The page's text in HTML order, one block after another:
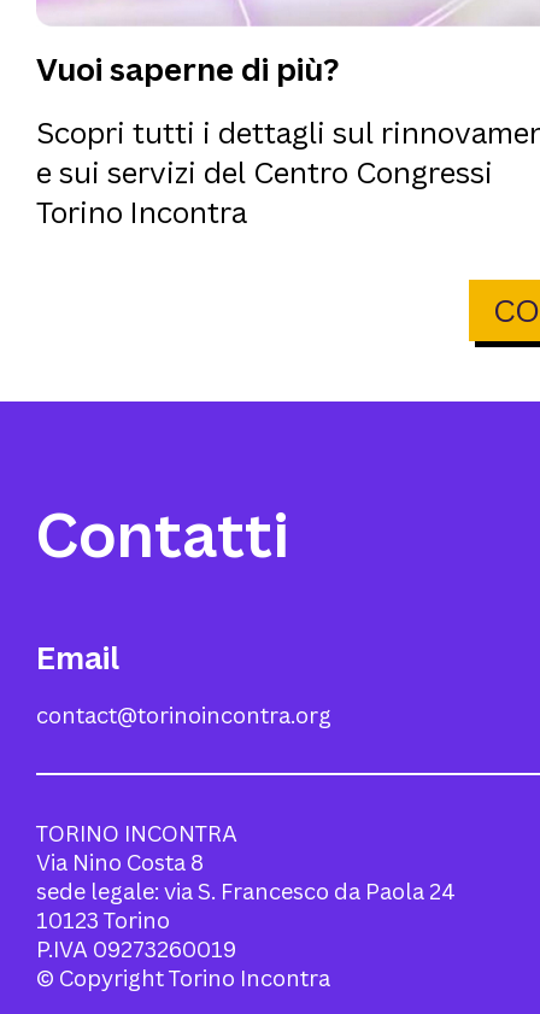
Vuoi saperne di più?
Scopri tutti i dettagli sul
e sui servizi del Centro Congressi
Torino Incontra
Contatti
Email
contact@torinoincontra.org
TORINO INCONTRA
Via Nino Costa 8
sede legale: via S. Francesco da Paola 24
10123 Torino
P.IVA 09273260019
© Copyright Torino Incontra